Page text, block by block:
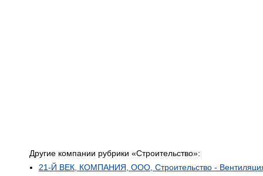
Другие компании рубрики «Строительство»:
21-Й ВЕК, КОМПАНИЯ, ООО, Строительство -